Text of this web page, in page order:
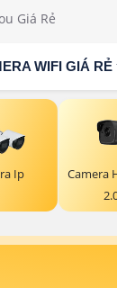
Giá Rẻ
WIFI GIÁ RẺ
Ip
Camera